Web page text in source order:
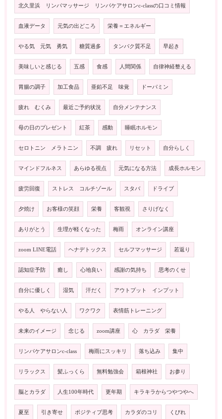
北久里浜 リンパマッサージ リンパケアサロンc-classの口コミ情報
血液データ 元気の出どころ 栄養＝エネルギー
やる気 元気 勇気 糖質過多 タンパク質不足 早起き
美味しいと感じる 五感 食感 人間関係 自律神経整える
胃腸の調子 加工食品 亜鉛不足 味覚 ドーパミン
疲れ むくみ 最近ご予約状況 自分メンテナンス
母の日のプレゼント 紅茶 感動 睡眠ホルモン
セロトニン メラトニン 不調 疲れ リセット 自分らしく
マインドフルネス あらゆる視点 元気になる方法 成長ホルモン
疲労回復 ストレス コルチゾール スタバ ドライブ
夕焼け お客様の笑顔 栄養 客観視 さりげなく
ありがとう 生理が軽くなった 梅雨 オンライン講座
zoom LINE電話 ヘナデトックス セルフマッサージ 若返り
認知症予防 癒し 心地良い 感謝の気持ち 思考のくせ
自分に優しく 湿気 汗だく アウトプット インプット
やる人 やらない人 ワクワク 表情筋トレーニング
未来のイメージ 念じる zoom講座 心 カラダ 栄養
リンパケアサロンc-class 梅雨にスッキリ 落ち込み 集中
リラックス 髪ふっくら 無料勉強会 箱根神社 お参り
脳とカラダ 人生100年時代 更年期 キラキラからつやつやへ
夏至 引き寄せ ポジティブ思考 カラダのコリ くびれ